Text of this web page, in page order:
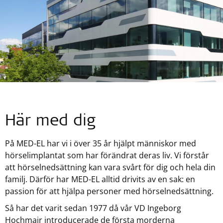
Här med dig
På MED-EL har vi i över 35 år hjälpt människor med
hörselimplantat som har förändrat deras liv. Vi förstår
att hörselnedsättning kan vara svårt för dig och hela din
familj. Därför har MED-EL alltid drivits av en sak: en
passion för att hjälpa personer med hörselnedsättning.
Så har det varit sedan 1977 då vår VD Ingeborg
Hochmair introducerade de första morderna